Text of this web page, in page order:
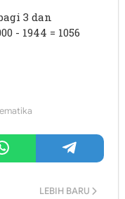
3 dan
- 1944 = 1056
LEBIH BARU